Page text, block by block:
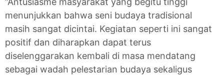
menunjukkan bahwa seni budaya tradisional
masih sangat dicintai. Kegiatan seperti ini sangat
positif dan diharapkan dapat terus
diselenggarakan kembali di masa mendatang
sebagai wadah pelestarian budaya sekaligus